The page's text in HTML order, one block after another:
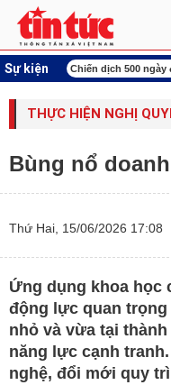
Sự kiện
mạng Chiến dịch 500 ngày
THỰC HIỆN NGHỊ
Bùng nổ
Thứ Hai, 15/06/2026 17:08
Ứng dụng khoa học
động lực quan
nhỏ và vừa tại
năng lực cạnh
nghệ, đổi mới quy